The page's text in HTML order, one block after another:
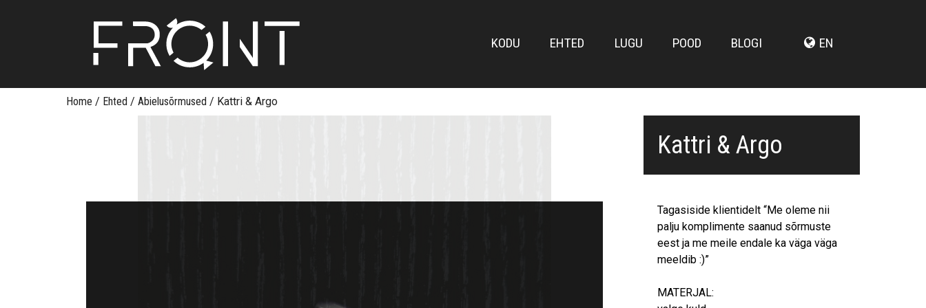
KODU EHTED LUGU POOD BLOGI EN
Home / Ehted / Abielusõrmused / Kattri & Argo
Kattri & Argo
Tagasiside klientidelt “Me oleme nii
palju komplimente saanud sõrmuste
eest ja me meile endale ka väga väga
meeldib :)”
MATERJAL: